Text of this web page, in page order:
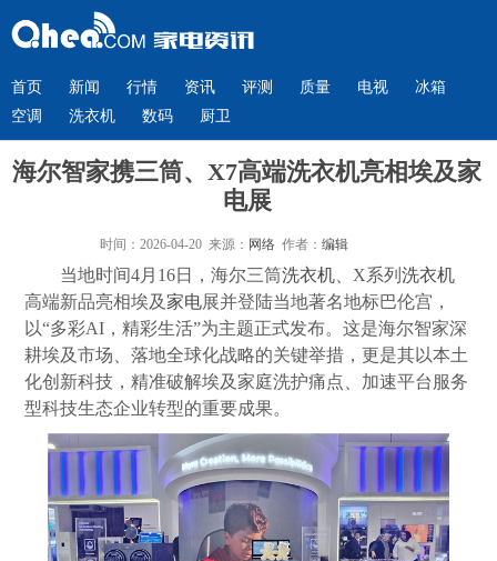
首页 新闻 行情 资讯 评测 质量 电视
冰箱
空调
洗衣机 数码 厨卫
海尔智家携三筒、X7高端洗衣机亮相埃及家
电展
时间：2026-04-20 来源： 网络作者： 编辑
当地时间4月16日，海尔三筒洗衣机 、X系列洗衣机
高端新品亮相埃及 家电展并登陆当地著名地标巴伦宫，
以“多彩AI，精彩生活”为主题正式发布。这是海尔智家深
耕埃及市场、落地全球化战略的关键举措，更是其以本土
化创新科技，精准破解埃及家庭洗护痛点、加速平台服务
型科技生态企业转型的重要成果。